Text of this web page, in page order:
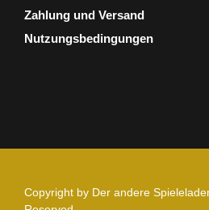
Zahlung und Versand
Nutzungsbedingungen
Copyright by Der andere